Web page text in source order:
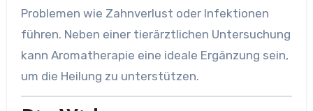
Problemen wie Zahnverlust oder Infektionen
führen. Neben einer tierärztlichen Untersuchung
kann Aromatherapie eine ideale Ergänzung sein,
um die Heilung zu unterstützen.